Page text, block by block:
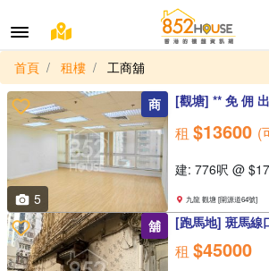
首頁 租樓 工商舖
商
5
[觀塘] ** 免 佣
租 $13600 (
建: 776呎 @
九龍 觀塘 [開源道64號]
舖 [跑馬地] 斑馬線
租 $45000